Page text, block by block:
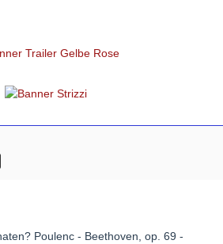
Poulenc - Beethoven, op. 69 -